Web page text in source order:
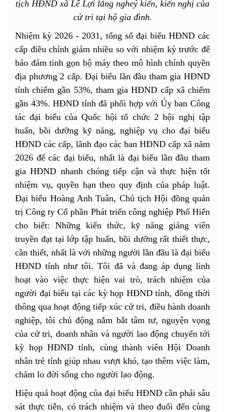
tịch HĐND xã Lê Lợi lắng ngheý kiến, kiến nghị của
cử tri tại hộ gia đình.
Nhiệm kỳ 2026 - 2031, tổng số đại biểu HĐND các
cấp điều chỉnh giảm nhiều so với nhiệm kỳ trước để
bảo đảm tinh gọn bộ máy theo mô hình chính quyền
địa phương 2 cấp. Đại biểu lần đầu tham gia HĐND
tỉnh chiếm gần 53%, tham gia HĐND cấp xã chiếm
gần 43%. HĐND tỉnh đã phối hợp với Ủy ban Công
tác đại biểu của Quốc hội tổ chức 2 hội nghị tập
huấn, bồi dưỡng kỹ năng, nghiệp vụ cho đại biểu
HĐND các cấp, lãnh đạo các ban HĐND cấp xã năm
2026 để các đại biểu, nhất là đại biểu lần đầu tham
gia HĐND nhanh chóng tiếp cận và thực hiện tốt
nhiệm vụ, quyền hạn theo quy định của pháp luật.
Đại biểu Hoàng Anh Tuân, Chủ tịch Hội đồng quản
trị Công ty Cổ phần Phát triển công nghiệp Phố Hiến
cho biết: Những kiến thức, kỹ năng giảng viên
truyền đạt tại lớp tập huấn, bồi dưỡng rất thiết thực,
cần thiết, nhất là với những người lần đầu là đại biểu
HĐND tỉnh như tôi. Tôi đã và đang áp dụng linh
hoạt vào việc thực hiện vai trò, trách nhiệm của
người đại biểu tại các kỳ họp HĐND tỉnh, đồng thời
thông qua hoạt động tiếp xúc cử tri, điều hành doanh
nghiệp, tôi chủ động nắm bắt tâm tư, nguyện vọng
của cử tri, doanh nhân và người lao động chuyển tới
kỳ họp HĐND tỉnh, cùng thành viên Hội Doanh
nhân trẻ tỉnh giúp nhau vượt khó, tạo thêm việc làm,
chăm lo đời sống cho người lao động.
Hiệu quả hoạt động của đại biểu HĐND cần phải sâu
sát thực tiễn, có trách nhiệm và theo đuổi đến cùng